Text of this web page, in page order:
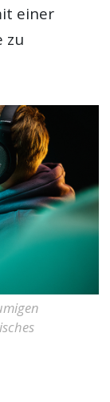
einer
zu